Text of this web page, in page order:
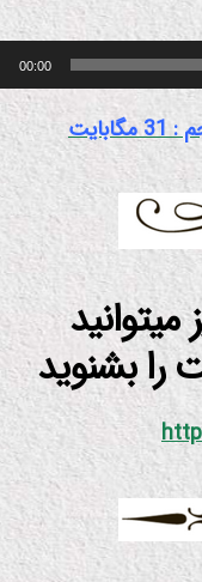
00:00
مگابایت
را بشنوید